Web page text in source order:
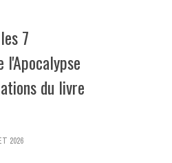
7
l'Apocalypse
du livre
2026